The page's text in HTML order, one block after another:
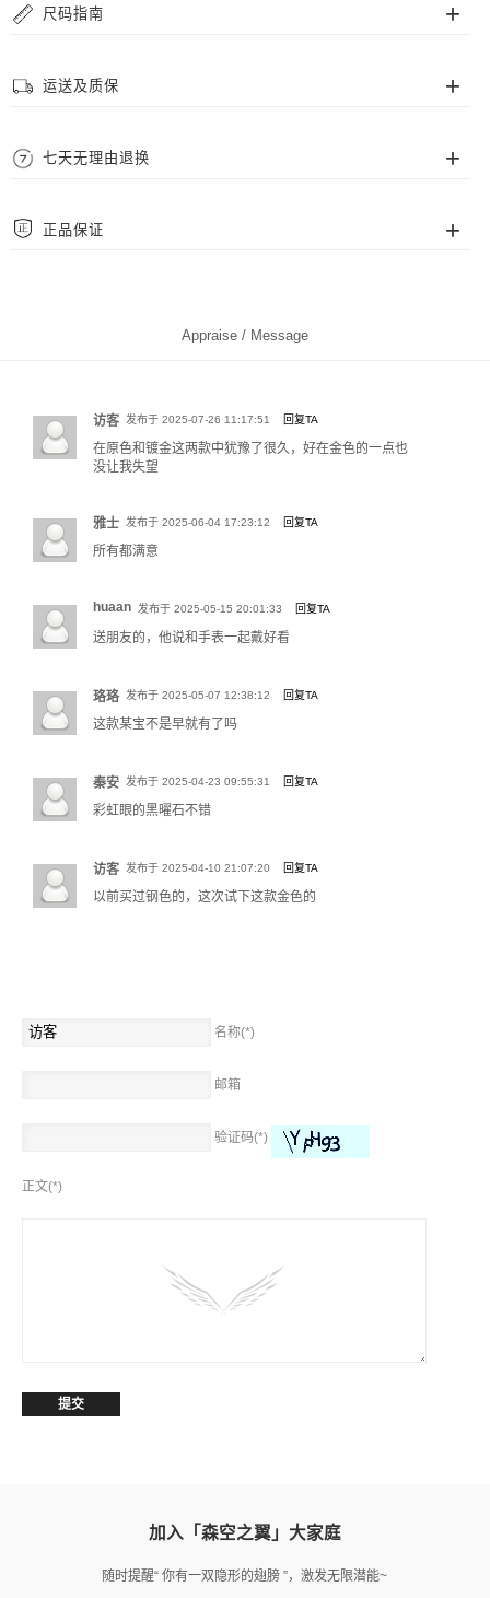
尺码指南
测腕围方法一：使用软尺贴合手腕腕骨处缠绕测量
标记长度。
项链尺码
我们的项链多数为固定长度，可根据产品信息中的标注选择下单，各种长度示
运送及质保
七天无理由退换
整，不影响二次销售。
正品保证
Appraise / Message
访客 发布于 2025-07-26 11:17:51 回复TA
在原色和镀金这两款中犹豫了很久，好在金色的一点也
没让我失望
雅士 发布于 2025-06-04 17:23:12 回复TA
所有都满意
huaan 发布于 2025-05-15 20:01:33 回复TA
送朋友的，他说和手表一起戴好看
珞珞 发布于 2025-05-07 12:38:12 回复TA
这款某宝不是早就有了吗
秦安 发布于 2025-04-23 09:55:31 回复TA
彩虹眼的黑曜石不错
访客 发布于 2025-04-10 21:07:20 回复TA
以前买过钢色的，这次试下这款金色的
名称(*)
邮箱
验证码(*)
正文(*)
加入「森空之翼」大家庭
随时提醒“ 你有一双隐形的翅膀 ”，激发无限潜能~